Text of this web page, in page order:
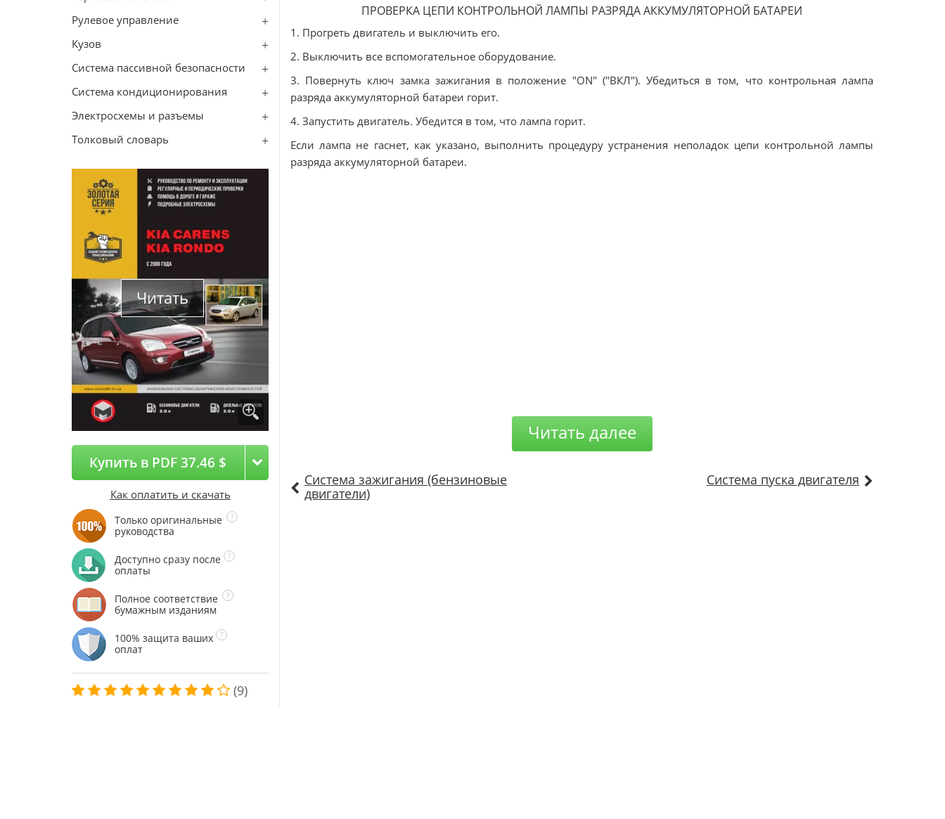
Рулевое управление
Кузов
Система пассивной безопасности
Система кондиционирования
Электросхемы и разъемы
Толковый словарь
Читать
Купить в PDF 37.46 $
Как оплатить и скачать
Только оригинальные
руководства
Доступно сразу после
оплаты
Полное соответствие
бумажным изданиям
100% защита ваших
оплат
(9)
ПРОВЕРКА ЦЕПИ КОНТРОЛЬНОЙ ЛАМПЫ РАЗРЯДА АККУМУЛЯТОРНОЙ БАТАРЕИ
1. Прогреть двигатель и выключить его.
2. Выключить все вспомогательное оборудование.
3. Повернуть ключ замка зажигания в положение "ON" ("ВКЛ"). Убедиться в том, что контрольная лампа
разряда аккумуляторной батареи горит.
4. Запустить двигатель. Убедится в том, что лампа горит.
Если лампа не гаснет, как указано, выполнить процедуру устранения неполадок цепи контрольной лампы
разряда аккумуляторной батареи.
Читать далее
Система зажигания (бензиновые
двигатели)
Система пуска двигателя